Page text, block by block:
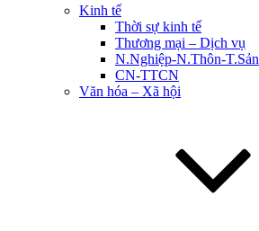
Kinh tế
Thời sự kinh tế
Thương mại – Dịch vụ
N.Nghiệp-N.Thôn-T.Sản
CN-TTCN
Văn hóa – Xã hội